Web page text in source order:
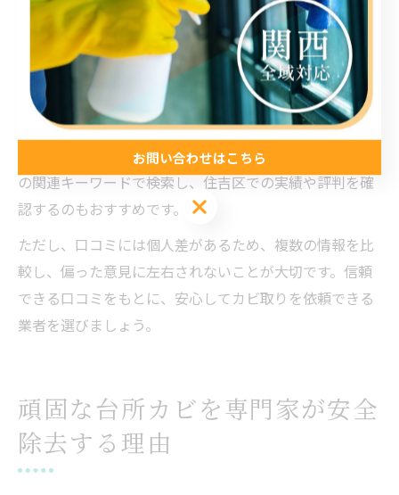
源です。実際にサービスを利用した人の体験談や評価
は、業者の信頼性や作業の質を判断する大きな手がかり
となります。
口コミを活用する際は、施工内容の具体性や再発防止策
への満足度、スタッフの対応について注目しましょう。
また、地域ごとの口コミや「おそうじ本舗住吉区」など
の関連キーワードで検索し、住吉区での実績や評判を確
認するのもおすすめです。
ただし、口コミには個人差があるため、複数の情報を比
較し、偏った意見に左右されないことが大切です。信頼
できる口コミをもとに、安心してカビ取りを依頼できる
業者を選びましょう。
頑固な台所カビを専門家が安全
除去する理由
お問い合わせはこちら